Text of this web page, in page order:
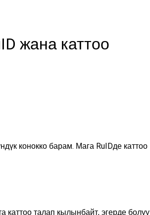
жана каттоо
конокко барам. Мага RuIDде каттоо
каттоо талап кылынбайт, эгерде болуу